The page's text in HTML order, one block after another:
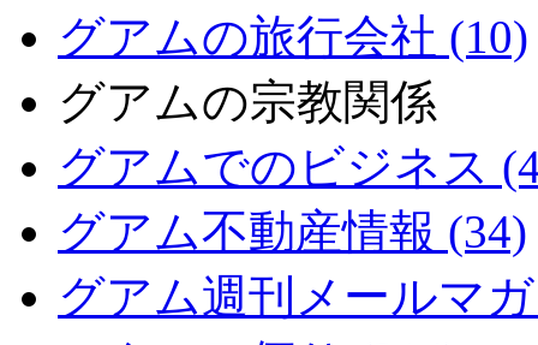
グアムの旅行会社 (10)
グアムの宗教関係
グアムでのビジネス
グアム不動産情報 (34)
グアム週刊メールマ